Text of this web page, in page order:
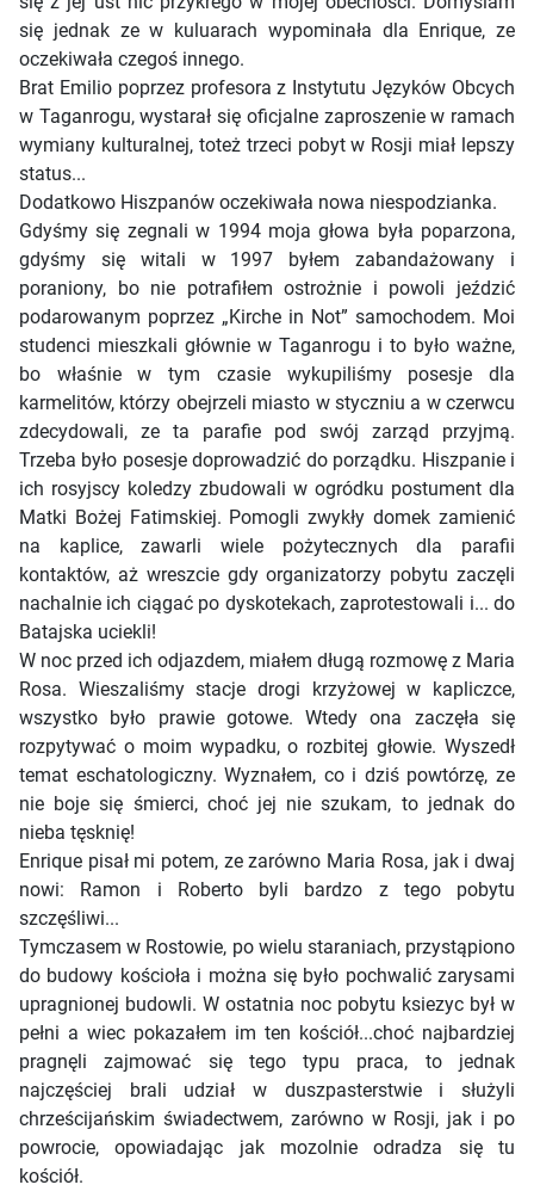
się jednak ze w kuluarach wypominała dla Enrique, ze
oczekiwała czegoś innego.
Brat Emilio poprzez profesora z Instytutu Języków Obcych
w Taganrogu, wystarał się oficjalne zaproszenie w ramach
wymiany kulturalnej, toteż trzeci pobyt w Rosji miał lepszy
status...
Dodatkowo Hiszpanów oczekiwała nowa niespodzianka.
Gdyśmy się zegnali w 1994 moja głowa była poparzona,
gdyśmy się witali w 1997 byłem zabandażowany i
poraniony, bo nie potrafiłem ostrożnie i powoli jeździć
podarowanym poprzez „Kirche in Not” samochodem. Moi
studenci mieszkali głównie w Taganrogu i to było ważne,
bo właśnie w tym czasie wykupiliśmy posesje dla
karmelitów, którzy obejrzeli miasto w styczniu a w czerwcu
zdecydowali, ze ta parafie pod swój zarząd przyjmą.
Trzeba było posesje doprowadzić do porządku. Hiszpanie i
ich rosyjscy koledzy zbudowali w ogródku postument dla
Matki Bożej Fatimskiej. Pomogli zwykły domek zamienić
na kaplice, zawarli wiele pożytecznych dla parafii
kontaktów, aż wreszcie gdy organizatorzy pobytu zaczęli
nachalnie ich ciągać po dyskotekach, zaprotestowali i... do
Batajska uciekli!
W noc przed ich odjazdem, miałem długą rozmowę z Maria
Rosa. Wieszaliśmy stacje drogi krzyżowej w kapliczce,
wszystko było prawie gotowe. Wtedy ona zaczęła się
rozpytywać o moim wypadku, o rozbitej głowie. Wyszedł
temat eschatologiczny. Wyznałem, co i dziś powtórzę, ze
nie boje się śmierci, choć jej nie szukam, to jednak do
nieba tęsknię!
Enrique pisał mi potem, ze zarówno Maria Rosa, jak i dwaj
nowi: Ramon i Roberto byli bardzo z tego pobytu
szczęśliwi...
Tymczasem w Rostowie, po wielu staraniach, przystąpiono
do budowy kościoła i można się było pochwalić zarysami
upragnionej budowli. W ostatnia noc pobytu ksiezyc był w
pełni a wiec pokazałem im ten kościół...choć najbardziej
pragnęli zajmować się tego typu praca, to jednak
najczęściej brali udział w duszpasterstwie i służyli
chrześcijańskim świadectwem, zarówno w Rosji, jak i po
powrocie, opowiadając jak mozolnie odradza się tu
kościół.